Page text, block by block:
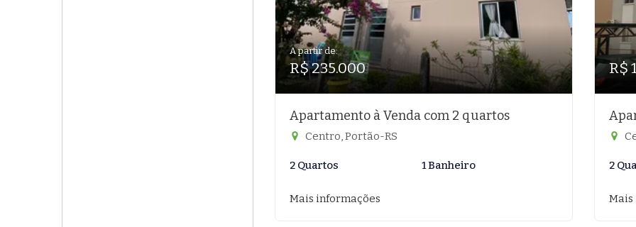
A partir de:
R$ 235.000
Apartamento à Venda com 2 quartos
Centro, Portão-RS
2 Quartos 1 Banheiro
Mais informações
R$
2
Mais